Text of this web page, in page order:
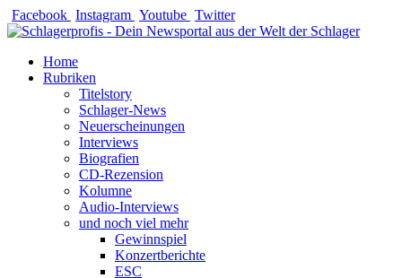
Zum
Inhalt
Facebook Instagram Youtube Twitter
Home
Rubriken
Titelstory
Schlager-News
Neuerscheinungen
Interviews
Biografien
CD-Rezension
Kolumne
Audio-Interviews
und noch viel mehr
Gewinnspiel
Konzertberichte
ESC